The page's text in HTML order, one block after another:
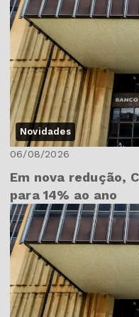
Novidades
06/08/2026
Em nova redução,
para 14% ao ano